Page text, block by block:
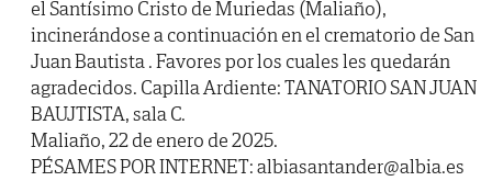
el Santísimo Cristo de Muriedas (Maliaño),
incinerándose a continuación en el crematorio de San
Juan Bautista . Favores por los cuales les quedarán
agradecidos. Capilla Ardiente: TANATORIO SAN JUAN
BAUJTISTA, sala C.
Maliaño, 22 de enero de 2025.
PÉSAMES POR INTERNET: albiasantander@albia.es